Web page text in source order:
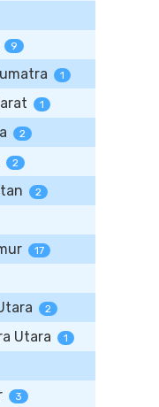
9
1
1
2
2
2
17
2
Utara 1
3